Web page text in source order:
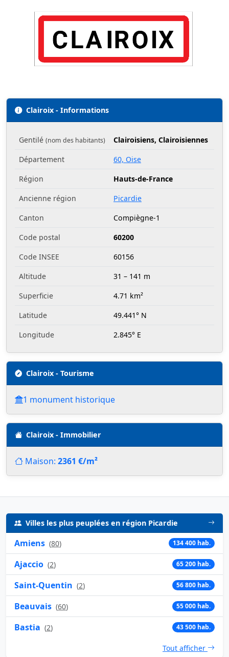
Clairoix - Informations
Gentilé (nom des habitants)
Clairoisiens, Clairoisiennes
Département
60, Oise
Région
Hauts-de-France
Ancienne région
Picardie
Canton
Compiègne-1
Code postal
60200
Code INSEE
60156
Altitude
31 – 141 m
Superficie
4.71 km²
Latitude
49.441° N
Longitude
2.845° E
Clairoix - Tourisme
1 monument historique
Clairoix - Immobilier
Maison: 2361 €/m²
Villes les plus peuplées en région Picardie
Amiens (80) 134 400 hab.
Ajaccio (2) 65 200 hab.
Saint-Quentin (2) 56 800 hab.
Beauvais (60) 55 000 hab.
Bastia (2) 43 500 hab.
Tout afficher